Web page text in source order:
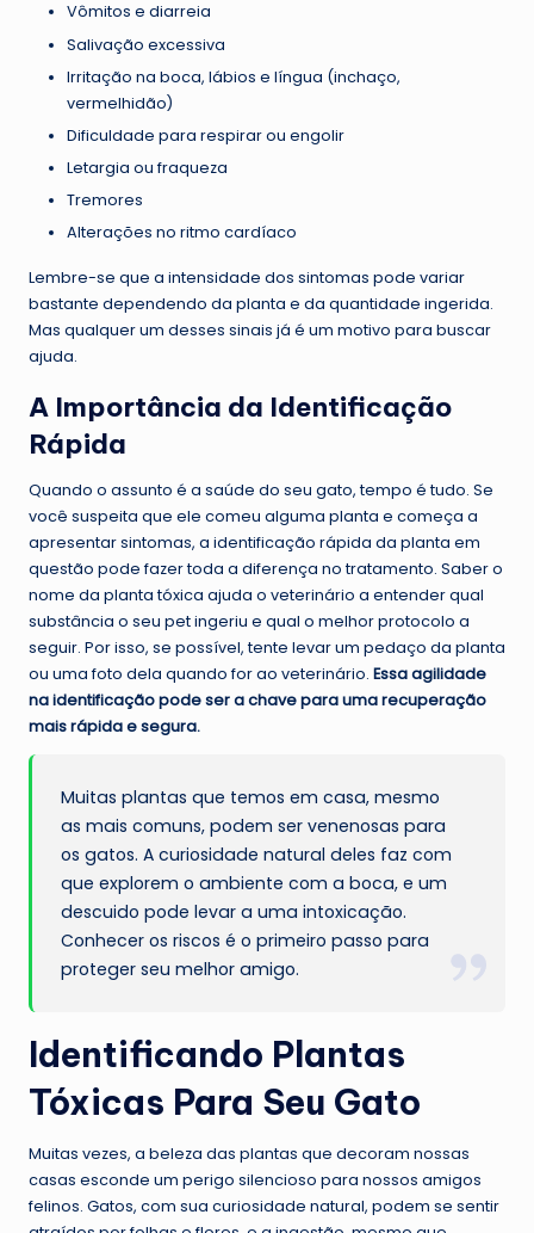
Vômitos e diarreia
Salivação excessiva
Irritação na boca, lábios e língua (inchaço,
vermelhidão)
Dificuldade para respirar ou engolir
Letargia ou fraqueza
Tremores
Alterações no ritmo cardíaco
Lembre-se que a intensidade dos sintomas pode variar
bastante dependendo da planta e da quantidade ingerida.
Mas qualquer um desses sinais já é um motivo para buscar
ajuda.
A Importância da Identificação
Rápida
Quando o assunto é a saúde do seu gato, tempo é tudo. Se
você suspeita que ele comeu alguma planta e começa a
apresentar sintomas, a identificação rápida da planta em
questão pode fazer toda a diferença no tratamento. Saber o
nome da planta tóxica ajuda o veterinário a entender qual
substância o seu pet ingeriu e qual o melhor protocolo a
seguir. Por isso, se possível, tente levar um pedaço da planta
ou uma foto dela quando for ao veterinário. Essa agilidade
na identificação pode ser a chave para uma recuperação
mais rápida e segura.
Muitas plantas que temos em casa, mesmo
as mais comuns, podem ser venenosas para
os gatos. A curiosidade natural deles faz com
que explorem o ambiente com a boca, e um
descuido pode levar a uma intoxicação.
Conhecer os riscos é o primeiro passo para
proteger seu melhor amigo.
Identificando Plantas
Tóxicas Para Seu Gato
Muitas vezes, a beleza das plantas que decoram nossas
casas esconde um perigo silencioso para nossos amigos
felinos. Gatos, com sua curiosidade natural, podem se sentir